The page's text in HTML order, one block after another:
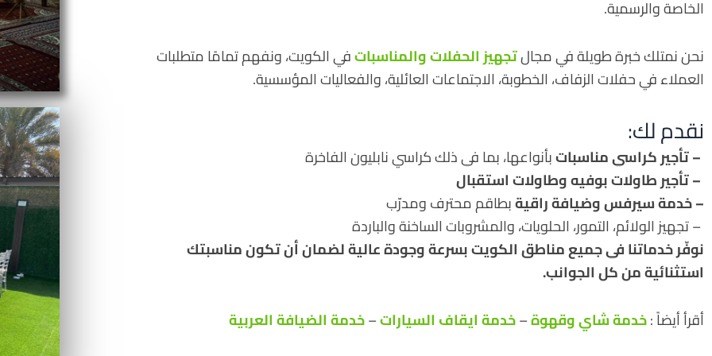
الخاصة والرسمية.
نحن نمتلك خبرة طويلة في مجالتجهيز الحفلات والمناسباتفي الكويت، ونفهم تمامًا متطلبات
العملاء في حفلات الزفاف، الخطوبة، الاجتماعات العائلية، والفعاليات المؤسسية.
نقدم لك:
– تأجير كراسي مناسباتبأنواعها، بما في ذلك كراسي نابليون الفاخرة
– تأجير طاولات بوفيه وطاولات استقبال
– خدمة سيرفس وضيافة راقيةبطاقم محترف ومدرّب
– تجهيز الولائم، التمور، الحلويات، والمشروبات الساخنة والباردة
نوفّر خدماتنا في جميع مناطق الكويت بسرعة وجودة عالية لضمان أن تكون مناسبتك
استثنائية من كل الجوانب.
أقرأ أيضاً :خدمة شاي وقهوة–خدمة ايقاف السيارات–خدمة الضيافة العربية